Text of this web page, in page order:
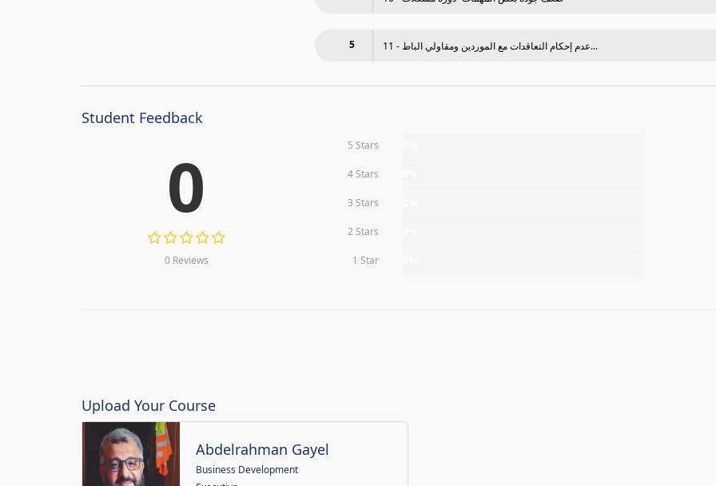
5 11 - عدم إحكام التعاقدات مع الموردين ومقاولي الباط...
Student Feedback
0
0 Reviews
5 Stars
4 Stars
3 Stars
2 Stars
1 Star
Upload Your Course
Abdelrahman Gayel
Business Development